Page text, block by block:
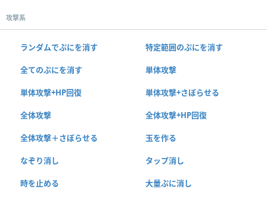
攻撃系
ランダムでぷにを消す 特定範囲のぷにを消す
全てのぷにを消す 単体攻撃
単体攻撃+HP回復 単体攻撃+さぼらせる
全体攻撃 全体攻撃+HP回復
全体攻撃＋さぼらせる 玉を作る
なぞり消し タップ消し
時を止める 大量ぷに消し